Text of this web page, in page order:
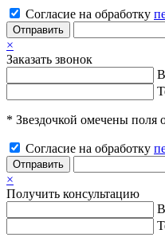
Согласие на обработку
Отправить
×
Заказать звонок
* Звездочкой омечены поля
Согласие на обработку
Отправить
×
Получить консультацию